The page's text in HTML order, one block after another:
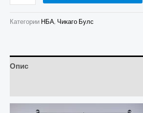
Категории НБА, Чикаго Булс
Опис